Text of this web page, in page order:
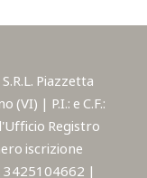
Piazzetta
| P.I.: e C.F.:
Registro
iscrizione
3425104662 |